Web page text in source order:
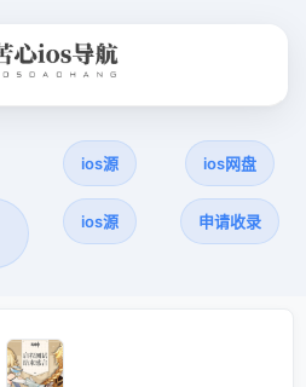
ios源 ios网盘
ios源 申请收录